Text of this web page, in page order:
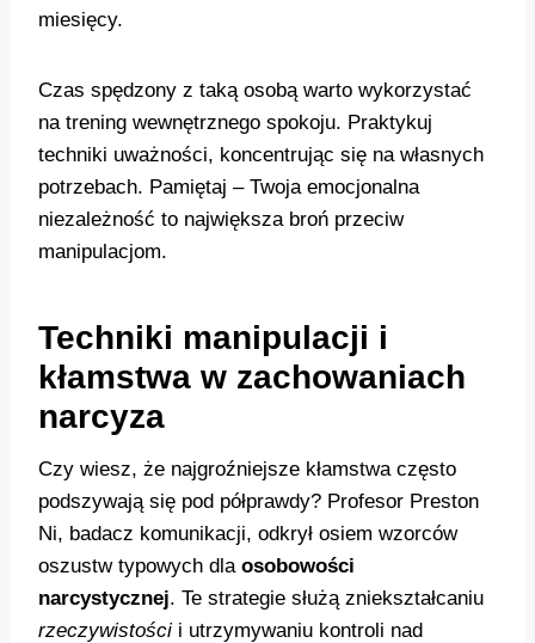
miesięcy.
Czas spędzony z taką osobą warto wykorzystać
na trening wewnętrznego spokoju. Praktykuj
techniki uważności, koncentrując się na własnych
potrzebach. Pamiętaj – Twoja emocjonalna
niezależność to największa broń przeciw
manipulacjom.
Techniki manipulacji i
kłamstwa w zachowaniach
narcyza
Czy wiesz, że najgroźniejsze kłamstwa często
podszywają się pod półprawdy? Profesor Preston
Ni, badacz komunikacji, odkrył osiem wzorców
oszustw typowych dla osobowości
narcystycznej. Te strategie służą zniekształcaniu
rzeczywistości i utrzymywaniu kontroli nad